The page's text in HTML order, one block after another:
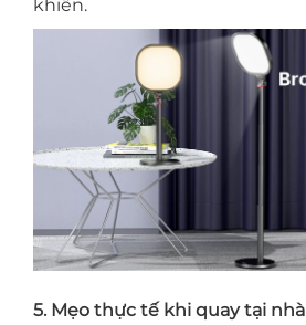
khiển.
5. Mẹo thực tế khi quay tại nhà